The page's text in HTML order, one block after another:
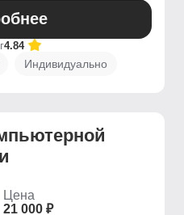
4.84
Индивидуально
Цена
21 000 ₽